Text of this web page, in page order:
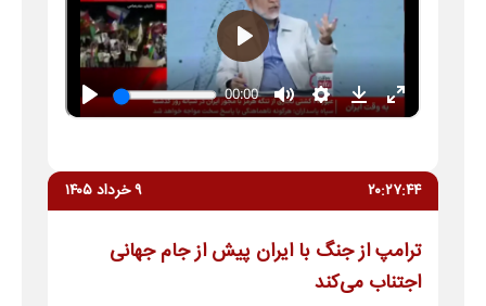
۲۰:۲۷:۴۴ ۹ خرداد ۱۴۰۵
ترامپ از جنگ با ایران پیش از جام جهانی
اجتناب می‌کند